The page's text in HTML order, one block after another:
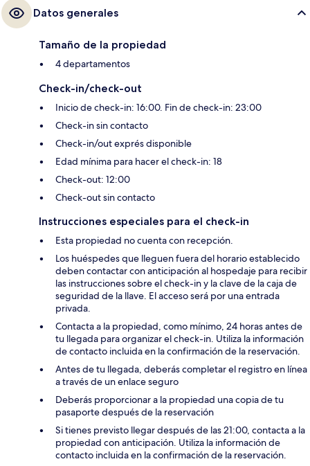
Datos generales
Tamaño de la propiedad
4 departamentos
Check-in/check-out
Inicio de check-in: 16:00. Fin de check-in: 23:00
Check-in sin contacto
Check-in/out exprés disponible
Edad mínima para hacer el check-in: 18
Check-out: 12:00
Check-out sin contacto
Instrucciones especiales para el check-in
Esta propiedad no cuenta con recepción.
Los huéspedes que lleguen fuera del horario establecido
deben contactar con anticipación al hospedaje para recibir
las instrucciones sobre el check-in y la clave de la caja de
seguridad de la llave. El acceso será por una entrada
privada.
Contacta a la propiedad, como mínimo, 24 horas antes de
tu llegada para organizar el check-in. Utiliza la información
de contacto incluida en la confirmación de la reservación.
Antes de tu llegada, deberás completar el registro en línea
a través de un enlace seguro
Deberás proporcionar a la propiedad una copia de tu
pasaporte después de la reservación
Si tienes previsto llegar después de las 21:00, contacta a la
propiedad con anticipación. Utiliza la información de
contacto incluida en la confirmación de la reservación.